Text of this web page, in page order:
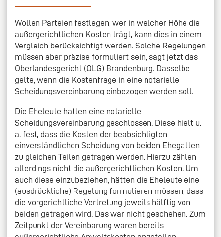
Wollen Parteien festlegen, wer in welcher Höhe die
außergerichtlichen Kosten trägt, kann dies in einem
Vergleich berücksichtigt werden. Solche Regelungen
müssen aber präzise formuliert sein, sagt jetzt das
Oberlandesgericht (OLG) Brandenburg. Dasselbe
gelte, wenn die Kostenfrage in eine notarielle
Scheidungsvereinbarung einbezogen werden soll.
Die Eheleute hatten eine notarielle
Scheidungsvereinbarung geschlossen. Diese hielt u.
a. fest, dass die Kosten der beabsichtigten
einverständlichen Scheidung von beiden Ehegatten
zu gleichen Teilen getragen werden. Hierzu zählen
allerdings nicht die außergerichtlichen Kosten. Um
auch diese einzubeziehen, hätten die Eheleute eine
(ausdrückliche) Regelung formulieren müssen, dass
die vorgerichtliche Vertretung jeweils hälftig von
beiden getragen wird. Das war nicht geschehen. Zum
Zeitpunkt der Vereinbarung waren bereits